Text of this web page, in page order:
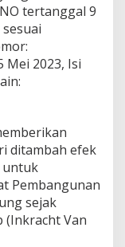
tertanggal 9
Mei 2023, Isi
ditambah efek
untuk
Pembangunan
sejak
Van